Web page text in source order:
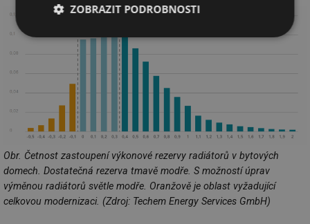
Obr. Četnost zastoupení výkonové rezervy radiátorů v bytových
domech. Dostatečná rezerva tmavě modře. S možností úprav
výměnou radiátorů světle modře. Oranžově je oblast vyžadující
celkovou modernizaci. (Zdroj: Techem Energy Services GmbH)
ZOBRAZIT PODROBNOSTI
Nezbytně
nutné
soubory
Výkonové
soubory
Soubory
Funkční soubory
Nezařazené
soubory